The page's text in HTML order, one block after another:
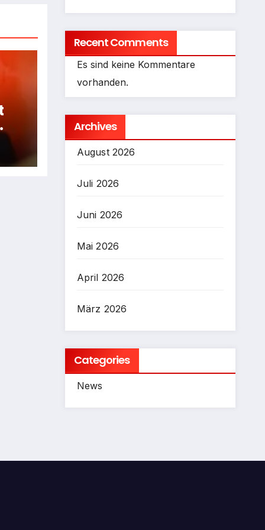
Recent Comments
Es sind keine Kommentare
vorhanden.
Archives
August 2026
Juli 2026
Juni 2026
Mai 2026
April 2026
März 2026
Categories
News